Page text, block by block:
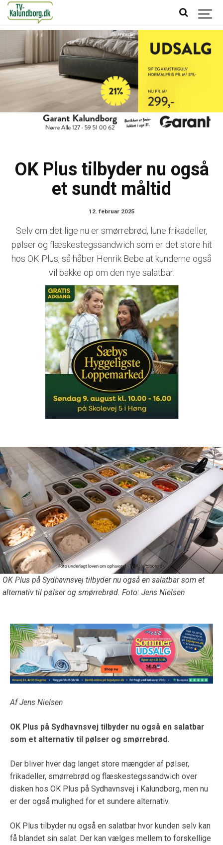
OK Plus tilbyder nu også
et sundt måltid
12. februar 2025
Selv om det lige nu er smørrebrød, lune frikadeller,
pølser og flæskestegssandwich som er det store hit
hos OK Plus, så håber Henrik Bebe at kunderne også
vil bakke op om den nye salatbar.
OK Plus på Sydhavnsvej tilbyder nu også en salatbar som et
alternativ til pølser og smørrebrød. Foto: Jens Nielsen
Af Jens Nielsen
OK Plus på Sydhavnsvej tilbyder nu også en salatbar
som et alternativ til pølser og smørrebrød.
Der bliver hver dag langet store mængder af pølser,
frikadeller, smørrebrød og flæskestegssandwich over
disken hos OK Plus på Sydhavnsvej i Kalundborg, men nu
er der også mulighed for et sundere alternativ.
OK Plus tilbyder nu også en salatbar hvor kunden selv kan
få blandet sin salat. Der kan vælges mellem to forskellige